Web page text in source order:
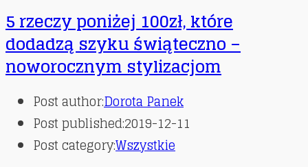
5 rzeczy poniżej 100zł, które
dodadzą szyku świąteczno –
noworocznym stylizacjom
Post author:Dorota Panek
Post published:2019-12-11
Post category:Wszystkie